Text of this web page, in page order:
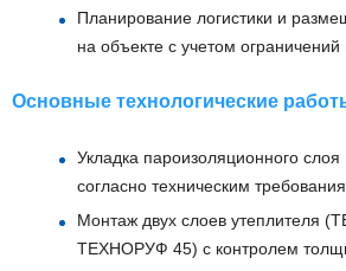
Планирование логистики и
на объекте с учетом ограничений
Основные технологические
Укладка пароизоляционного
согласно техническим
Монтаж двух слоев утеплителя
ТЕХНОРУФ 45) с контролем